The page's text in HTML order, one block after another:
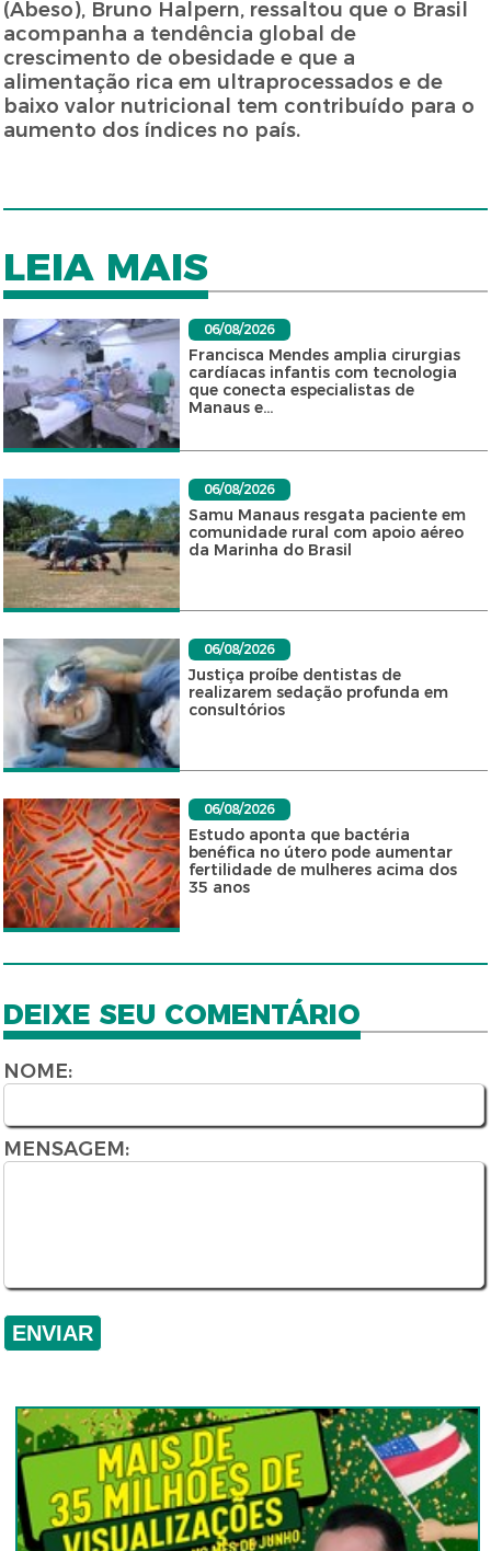
(Abeso), Bruno Halpern, ressaltou que o Brasil
acompanha a tendência global de
crescimento de obesidade e que a
alimentação rica em ultraprocessados e de
baixo valor nutricional tem contribuído para o
aumento dos índices no país.
LEIA MAIS
06/08/2026
Francisca Mendes amplia cirurgias
cardíacas infantis com tecnologia
que conecta especialistas de
Manaus e...
06/08/2026
Samu Manaus resgata paciente em
comunidade rural com apoio aéreo
da Marinha do Brasil
06/08/2026
Justiça proíbe dentistas de
realizarem sedação profunda em
consultórios
06/08/2026
Estudo aponta que bactéria
benéfica no útero pode aumentar
fertilidade de mulheres acima dos
35 anos
DEIXE SEU COMENTÁRIO
NOME:
MENSAGEM: